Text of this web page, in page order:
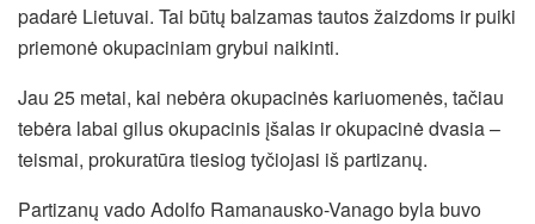
padarė Lietuvai. Tai būtų balzamas tautos žaizdoms ir puiki
priemonė okupaciniam grybui naikinti.
Jau 25 metai, kai nebėra okupacinės kariuomenės, tačiau
tebėra labai gilus okupacinis įšalas ir okupacinė dvasia –
teismai, prokuratūra tiesiog tyčiojasi iš partizanų.
Partizanų vado Adolfo Ramanausko-Vanago byla buvo